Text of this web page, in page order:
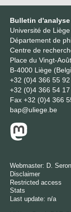
Bulletin
Université de Liège
Département de
Centre de
Place du Vingt-
B-4000 Liège
+32 (0)4 366 55 92
+32 (0)4 366 54 17
Fax +32 (0)4 366
bap@uliege.be
Webmaster: D. Seron
Disclaimer
Restricted access
Stats
Last update: n/a